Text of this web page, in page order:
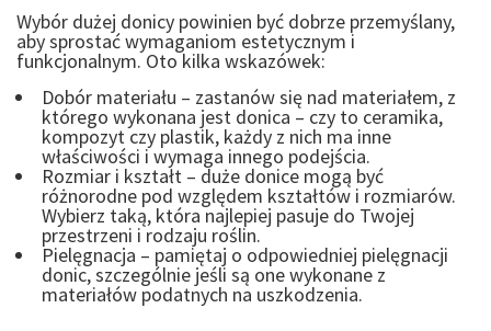
Wybór dużej donicy powinien być dobrze przemyślany,
aby sprostać wymaganiom estetycznym i
funkcjonalnym. Oto kilka wskazówek:
Dobór materiału – zastanów się nad materiałem, z
którego wykonana jest donica – czy to ceramika,
kompozyt czy plastik, każdy z nich ma inne
właściwości i wymaga innego podejścia.
Rozmiar i kształt – duże donice mogą być
różnorodne pod względem kształtów i rozmiarów.
Wybierz taką, która najlepiej pasuje do Twojej
przestrzeni i rodzaju roślin.
Pielęgnacja – pamiętaj o odpowiedniej pielęgnacji
donic, szczególnie jeśli są one wykonane z
materiałów podatnych na uszkodzenia.